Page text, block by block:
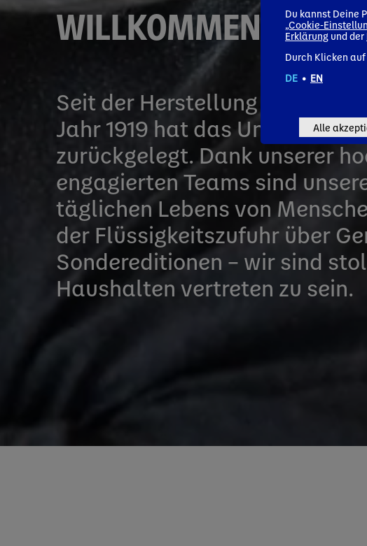
WILLKOMMEN BEI
Seit der Herstellung des
Jahr 1919 hat das
zurückgelegt. Dank unserer
engagierten Teams sind
täglichen Lebens von
der Flüssigkeitszufuhr über
Sondereditionen – wir sind
Haushalten vertreten zu sein.
Du kannst Deine
„Cookie-
Erklärung und der
Durch Klicken
DE • EN
Alle